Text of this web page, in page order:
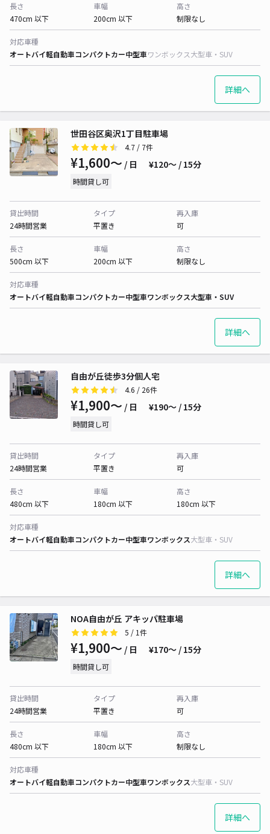
長さ
470cm 以下
車幅
200cm 以下
高さ
制限なし
対応車種
オートバイ軽自動車コンパクトカー中型車ワンボックス大型車・SUV
詳細へ
世田谷区奥沢1丁目駐車場
4.7 / 7件
¥1,600〜 / 日 ¥120〜 / 15分
時間貸し可
貸出時間
24時間営業
タイプ
平置き
再入庫
可
長さ
500cm 以下
車幅
200cm 以下
高さ
制限なし
対応車種
オートバイ軽自動車コンパクトカー中型車ワンボックス大型車・SUV
詳細へ
自由が丘徒歩3分個人宅
4.6 / 26件
¥1,900〜 / 日 ¥190〜 / 15分
時間貸し可
貸出時間
24時間営業
タイプ
平置き
再入庫
可
長さ
480cm 以下
車幅
180cm 以下
高さ
180cm 以下
対応車種
オートバイ軽自動車コンパクトカー中型車ワンボックス大型車・SUV
詳細へ
NOA自由が丘 アキッパ駐車場
5 / 1件
¥1,900〜 / 日 ¥170〜 / 15分
時間貸し可
貸出時間
24時間営業
タイプ
平置き
再入庫
可
長さ
480cm 以下
車幅
180cm 以下
高さ
制限なし
対応車種
オートバイ軽自動車コンパクトカー中型車ワンボックス大型車・SUV
詳細へ